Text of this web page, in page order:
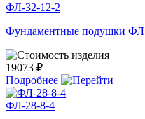
ФЛ-32-12-2
Фундаментные подушки ФЛ
19073 ₽
Подробнее
ФЛ-28-8-4